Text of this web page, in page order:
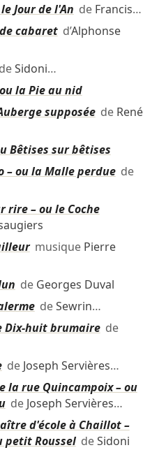
Jour de l'An de Francis…
cabaretd’Alphonse
Sidoni…
la Pie au nid
supposéede René
Bêtises sur bêtises
– ou la Malle perduede
rire – ou le Coche
musique Pierre
de Georges Duval
deSewrin…
Dix-huit brumairede
de Joseph Servières…
la rue Quincampoix – ou
de Joseph Servières…
d'école à Chaillot –
petit RousseldeSidoni